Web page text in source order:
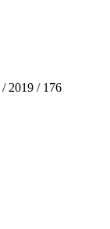
2019 / 176